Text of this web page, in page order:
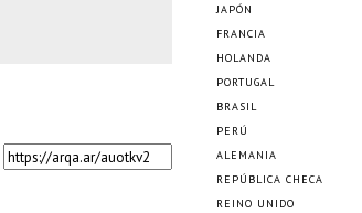
JAPÓN
FRANCIA
HOLANDA
PORTUGAL
BRASIL
PERÚ
ALEMANIA
REPÚBLICA CHECA
REINO UNIDO